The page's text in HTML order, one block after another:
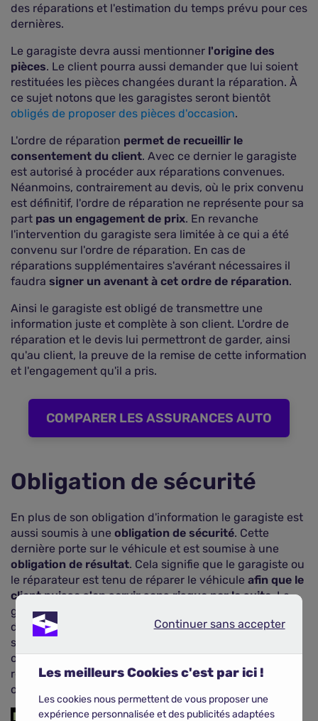
des réparations et l'estimation du temps prévu pour ces
dernières.
Le garagiste devra aussi mentionner l'origine des
pièces. Le client pourra aussi demander que lui soient
restituées les pièces changées durant la réparation. À
ce sujet notons que les garagistes seront bientôt
obligés de proposer des pièces d'occasion.
L'ordre de réparation permet de recueillir le
consentement du client. Avec ce dernier le garagiste
est autorisé à procéder aux réparations convenues.
Néanmoins, contrairement au devis, où le prix convenu
est définitif, l'ordre de réparation ne représente pour sa
part pas un engagement de prix. En revanche
l'intervention du garagiste sera limitée à ce qui a été
convenu sur l'ordre de réparation. En cas de
réparations supplémentaires s'avérant nécessaires il
faudra signer un avenant à cet ordre de réparation.
Ainsi le garagiste est obligé de transmettre une
information juste et complète à son client. L'ordre de
réparation et le devis lui permettront de garder, ainsi
qu'au client, la preuve de la remise de cette information
et l'engagement qu'il a pris.
COMPARER LES ASSURANCES AUTO
Obligation de sécurité
En plus de son obligation d'information le garagiste est
aussi soumis à une obligation de sécurité. Cette
dernière porte sur le véhicule et est soumise à une
obligation de résultat. Cela signifie que le garagiste ou
le réparateur est tenu de réparer le véhicule afin que le
client puisse s'en servir sans risque par la suite. Le
garagiste
de manquement à cette obligation. La personne qui
subit un dommage du fait d'une mauvaise réparation,
ou d'une réparation incomplète pourra donc se
retourner contre le garagiste qui a manqué à son
obligation.
En résuméLe garagiste, en tant que professionnel et
Continuer sans accepter
Les meilleurs Cookies c'est par ici !
Les cookies nous permettent de vous proposer une
expérience personnalisée et des publicités adaptées
Continuer sans accepter